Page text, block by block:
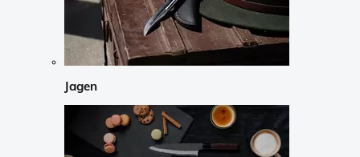
Jagen